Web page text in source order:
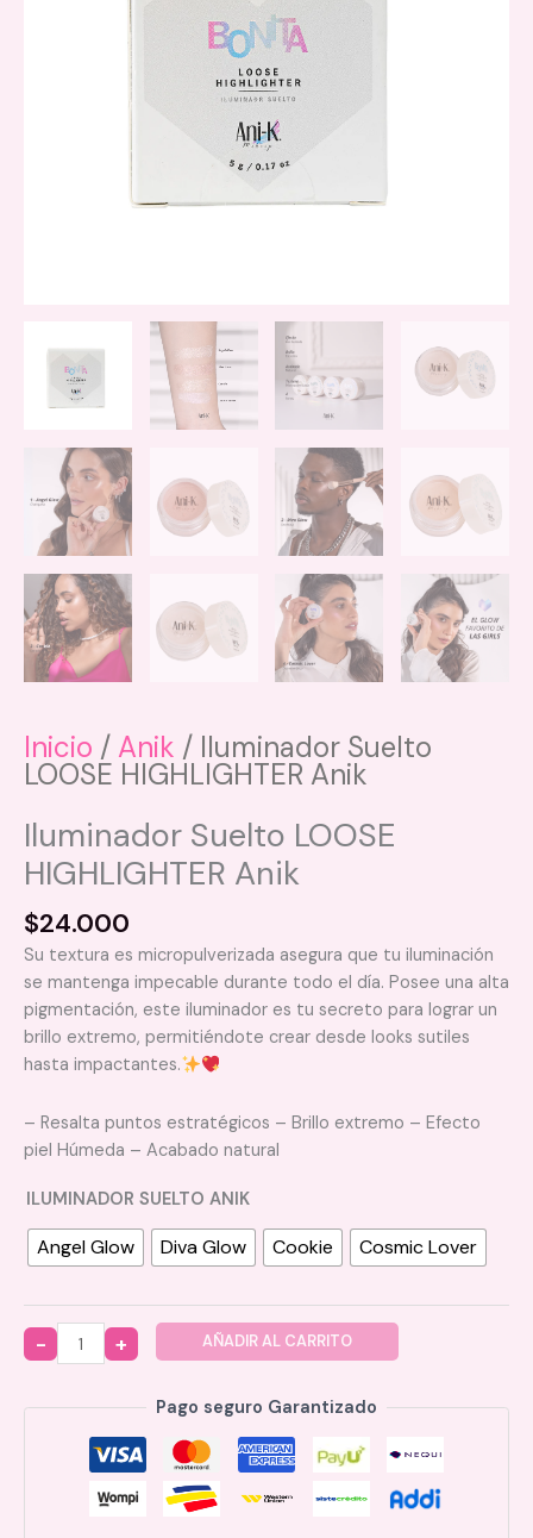
Inicio / Anik / Iluminador Suelto
LOOSE HIGHLIGHTER Anik
Iluminador Suelto LOOSE
HIGHLIGHTER Anik
$24.000
Su textura es micropulverizada asegura que tu iluminación
se mantenga impecable durante todo el día. Posee una alta
pigmentación, este iluminador es tu secreto para lograr un
brillo extremo, permitiéndote crear desde looks sutiles
hasta impactantes.
– Resalta puntos estratégicos – Brillo extremo – Efecto
piel Húmeda – Acabado natural
ILUMINADOR SUELTO ANIK
Angel Glow Diva Glow Cookie Cosmic Lover
Quantity
AÑADIR AL CARRITO
Pago seguro Garantizado